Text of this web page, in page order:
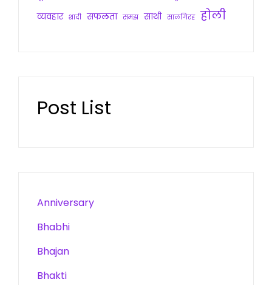
व्यवहार शादी सफलता समझ साथी सालगिरह होली
Post List
Anniversary
Bhabhi
Bhajan
Bhakti